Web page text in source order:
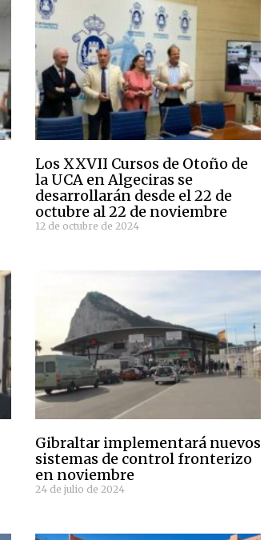
Los XXVII Cursos de Otoño de
la UCA en Algeciras se
desarrollarán desde el 22 de
octubre al 22 de noviembre
12 de octubre de 2024
Gibraltar implementará nuevos
sistemas de control fronterizo
en noviembre
24 de julio de 2024